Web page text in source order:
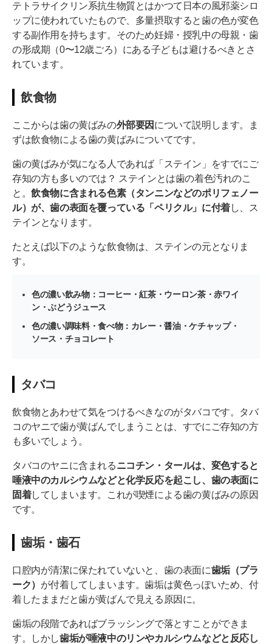
テトラサイクリン系抗生物質とはかつて日本の風邪薬シロ
ップに使われていたもので、多量摂取すると歯の色が変色
する副作用を持ちます。そのため妊婦・授乳中の母親・歯
の形成期（0〜12歳ごろ）にある子どもは避けるべきとさ
れています。
飲食物
ここからは歯の黄ばみの外部要因 について説明します。ま
ずは飲食物による歯の黄ばみについてです。
歯の黄ばみが気になる人であれば「ステイン」をすでにご
存知の方も多いのでは？ ステインとは歯の着色汚れのこ
と。飲食物に含まれる色素（タンニンなどのポリフェノー
ル）が、歯の表面を覆っている「ペリクル」に付着し、ス
テインとなります。
たとえば以下のような飲食物は、ステインの元となりま
す。
色の濃い飲み物：コーヒー・紅茶・ウーロン茶・赤ワイ
ン・ぶどうジュース
色の濃い調味料・食べ物：カレー・醤油・ケチャップ・
ソース・チョコレート
タバコ
飲食物とあわせて気をつけるべきなのがタバコです。タバ
コのヤニで歯が黄ばんでしまうことは、すでにご存知の方
も多いでしょう。
タバコのヤニに含まれるニコチン・タールは、変色すると
唾液中のカルシウムなどと化学反応を起こし、歯の表面に
固着してしまいます。これが喫煙による歯の黄ばみの原因
です。
歯垢・歯石
口腔内が清潔に保たれていないと、歯の表面に歯垢（プラ
ーク） が付着してしまいます。歯垢は黄色っぽいため、付
着したままだと歯が黄ばんで見える原因に。
歯垢の段階であればブラッシングで落とすことができま
す。しかし歯垢が唾液中のリンやカルシウムなどと反応し